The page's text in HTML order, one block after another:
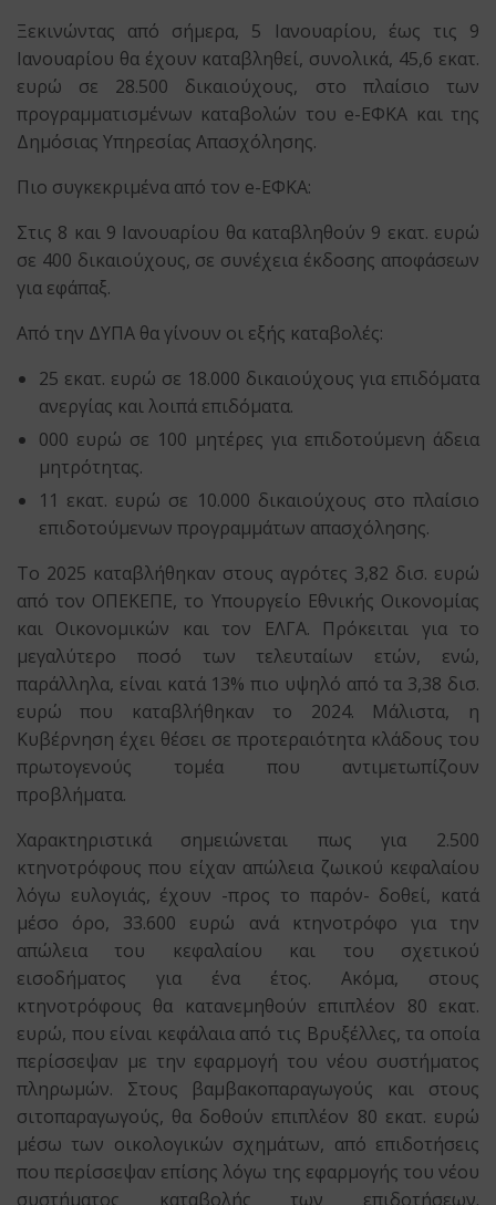
Ξεκινώντας από σήμερα, 5 Ιανουαρίου, έως τις 9
Ιανουαρίου θα έχουν καταβληθεί, συνολικά, 45,6 εκατ.
ευρώ σε 28.500 δικαιούχους, στο πλαίσιο των
προγραμματισμένων καταβολών του e-ΕΦΚΑ και της
Δημόσιας Υπηρεσίας Απασχόλησης.
Πιο συγκεκριμένα από τον e-ΕΦΚΑ:
Στις 8 και 9 Ιανουαρίου θα καταβληθούν 9 εκατ. ευρώ
σε 400 δικαιούχους, σε συνέχεια έκδοσης αποφάσεων
για εφάπαξ.
Από την ΔΥΠΑ θα γίνουν οι εξής καταβολές:
25 εκατ. ευρώ σε 18.000 δικαιούχους για επιδόματα
ανεργίας και λοιπά επιδόματα.
000 ευρώ σε 100 μητέρες για επιδοτούμενη άδεια
μητρότητας.
11 εκατ. ευρώ σε 10.000 δικαιούχους στο πλαίσιο
επιδοτούμενων προγραμμάτων απασχόλησης.
Το 2025 καταβλήθηκαν στους αγρότες 3,82 δισ. ευρώ
από τον ΟΠΕΚΕΠΕ, το Υπουργείο Εθνικής Οικονομίας
και Οικονομικών και τον ΕΛΓΑ. Πρόκειται για το
μεγαλύτερο ποσό των τελευταίων ετών, ενώ,
παράλληλα, είναι κατά 13% πιο υψηλό από τα 3,38 δισ.
ευρώ που καταβλήθηκαν το 2024. Μάλιστα, η
Κυβέρνηση έχει θέσει σε προτεραιότητα κλάδους του
πρωτογενούς τομέα που αντιμετωπίζουν
προβλήματα.
Χαρακτηριστικά σημειώνεται πως για 2.500
κτηνοτρόφους που είχαν απώλεια ζωικού κεφαλαίου
λόγω ευλογιάς, έχουν -προς το παρόν- δοθεί, κατά
μέσο όρο, 33.600 ευρώ ανά κτηνοτρόφο για την
απώλεια του κεφαλαίου και του σχετικού
εισοδήματος για ένα έτος. Ακόμα, στους
κτηνοτρόφους θα κατανεμηθούν επιπλέον 80 εκατ.
ευρώ, που είναι κεφάλαια από τις Βρυξέλλες, τα οποία
περίσσεψαν με την εφαρμογή του νέου συστήματος
πληρωμών. Στους βαμβακοπαραγωγούς και στους
σιτοπαραγωγούς, θα δοθούν επιπλέον 80 εκατ. ευρώ
μέσω των οικολογικών σχημάτων, από επιδοτήσεις
που περίσσεψαν επίσης λόγω της εφαρμογής του νέου
συστήματος καταβολής των επιδοτήσεων.